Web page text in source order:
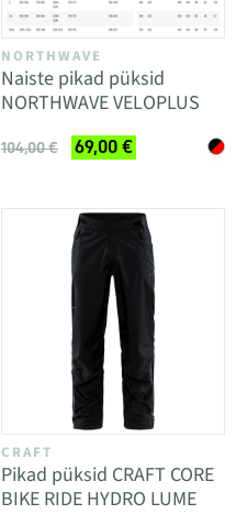
NORTHWAVE
Naiste pikad püksid
NORTHWAVE VELOPLUS
104,00 € 69,00 €
CRAFT
Pikad püksid CRAFT CORE
BIKE RIDE HYDRO LUME